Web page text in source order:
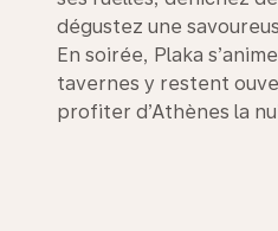
dégustez une
En soirée, Plaka
tavernes y restent
profiter d’Athènes la